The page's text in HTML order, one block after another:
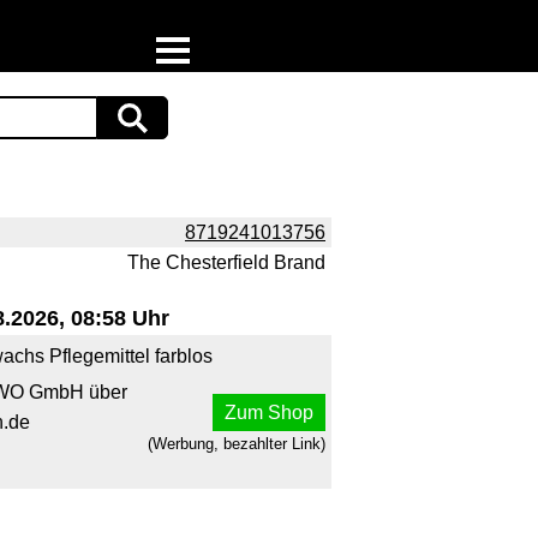
Support & Newsletter
Impressum
8719241013756
The Chesterfield Brand
08:58 Uhr
Pflegemittel farblos
GmbH über
Zum Shop
(Werbung, bezahlter Link)